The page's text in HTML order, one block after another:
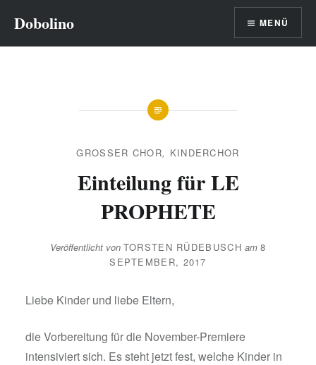
zum
Inhalt
Dobolino MENÜ
GROSSER CHOR , KINDERCHOR
Einteilung für LE
PROPHETE
Veröffentlicht von TORSTEN RÜDEBUSCH am 8
SEPTEMBER, 2017
Liebe Kinder und liebe Eltern,
die Vorbereitung für die November-Premiere
intensiviert sich. Es steht jetzt fest, welche Kinder in